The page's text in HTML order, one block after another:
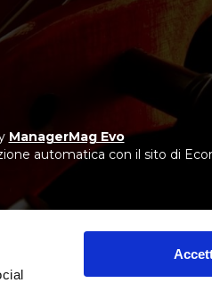
ManagerMag Evo
automatica con il sito di
nel percorso online.